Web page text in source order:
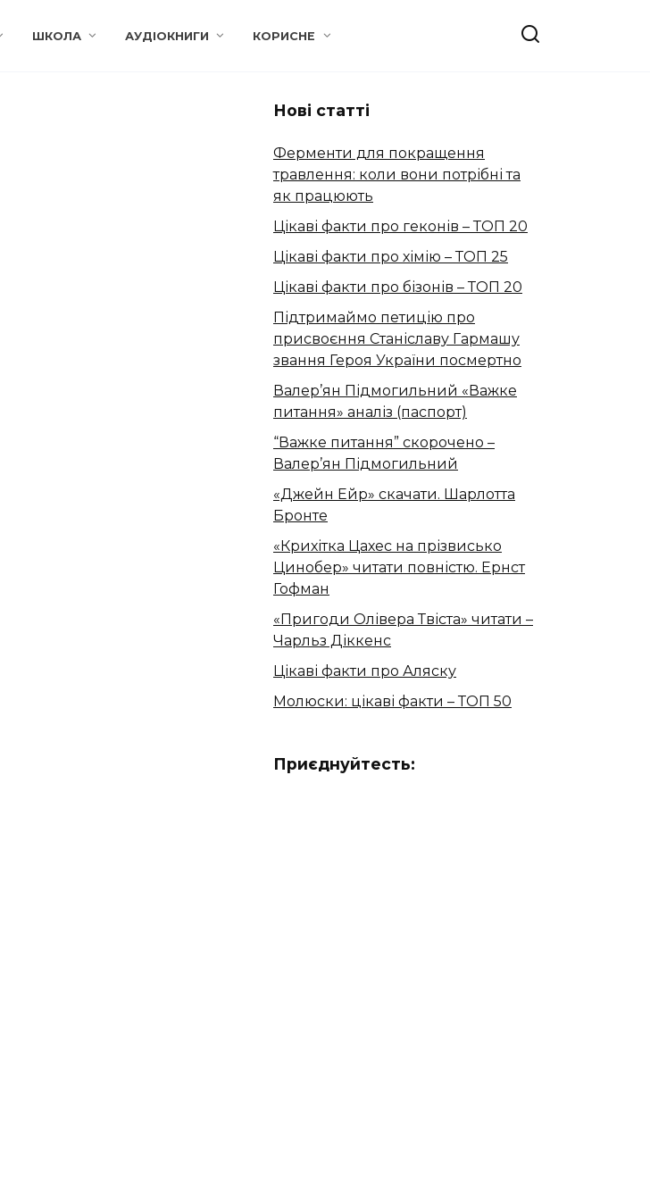
ШКОЛА АУДІОКНИГИ КОРИСНЕ
Нові статті
Ферменти для покращення
травлення: коли вони потрібні та
як працюють
Цікаві факти про геконів – ТОП 20
Цікаві факти про хімію – ТОП 25
Цікаві факти про бізонів – ТОП 20
Підтримаймо петицію про
присвоєння Станіславу Гармашу
звання Героя України посмертно
Валер’ян Підмогильний «Важке
питання» аналіз (паспорт)
“Важке питання” скорочено –
Валер’ян Підмогильний
«Джейн Ейр» скачати. Шарлотта
Бронте
«Крихітка Цахес на прізвисько
Цинобер» читати повністю. Ернст
Гофман
«Пригоди Олівера Твіста» читати –
Чарльз Діккенс
Цікаві факти про Аляску
Молюски: цікаві факти – ТОП 50
Приєднуйтесть: